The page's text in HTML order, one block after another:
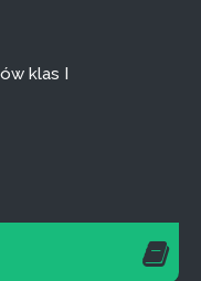
klas I